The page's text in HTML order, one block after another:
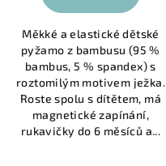
z
5
hvězdiček.
Měkké a elastické dětské
pyžamo z bambusu (95 %
bambus, 5 % spandex) s
roztomilým motivem ježka.
Roste spolu s dítětem, má
magnetické zapínání,
rukavičky do 6 měsíců a...